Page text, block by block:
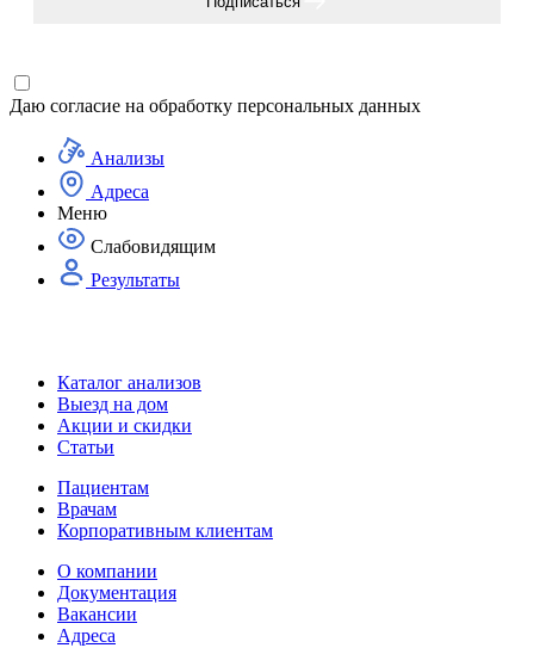
Даю согласие на обработку персональных данных
Анализы
Адреса
Меню
Слабовидящим
Результаты
Каталог анализов
Выезд на дом
Акции и скидки
Статьи
Пациентам
Врачам
Корпоративным клиентам
О компании
Документация
Вакансии
Адреса